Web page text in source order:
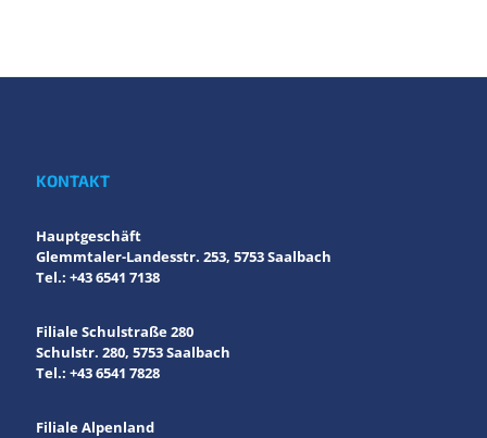
KONTAKT
Hauptgeschäft
Glemmtaler-Landesstr. 253, 5753 Saalbach
Tel.: +43 6541 7138
Filiale Schulstraße 280
Schulstr. 280, 5753 Saalbach
Tel.: +43 6541 7828
Filiale Alpenland